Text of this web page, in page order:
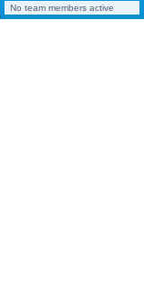
с
No team members active